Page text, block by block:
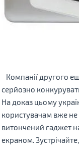
Компанії другого
серйозно
На доказ цьому
користувачам вже
витончений гаджет
екраном. Зустрічайте,